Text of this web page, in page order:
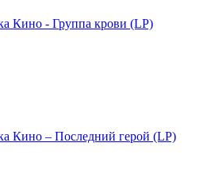
Кино - Группа крови (LP)
Кино – Последний герой (LP)